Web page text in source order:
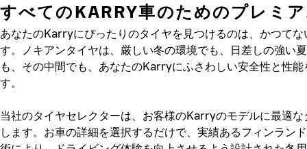
すべてのKARRY車のためのプレミ
あなたのKarryにぴったりのタイヤを見つけるのは、かつてな
す。ノキアンタイヤは、厳しい冬の環境でも、日差しの強い
も、その中間でも、あなたのKarryにふさわしい安全性と性
す。
当社のタイヤセレクターは、お客様のKarryのモデルに最適
します。お車の詳細を選択するだけで、実績あるフィンラン